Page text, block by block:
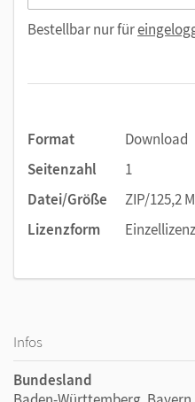
Bestellbar nur für
Format
Download
Seitenzahl
1
Datei/Größe
ZIP/125,2
Lizenzform
Infos
Bundesland